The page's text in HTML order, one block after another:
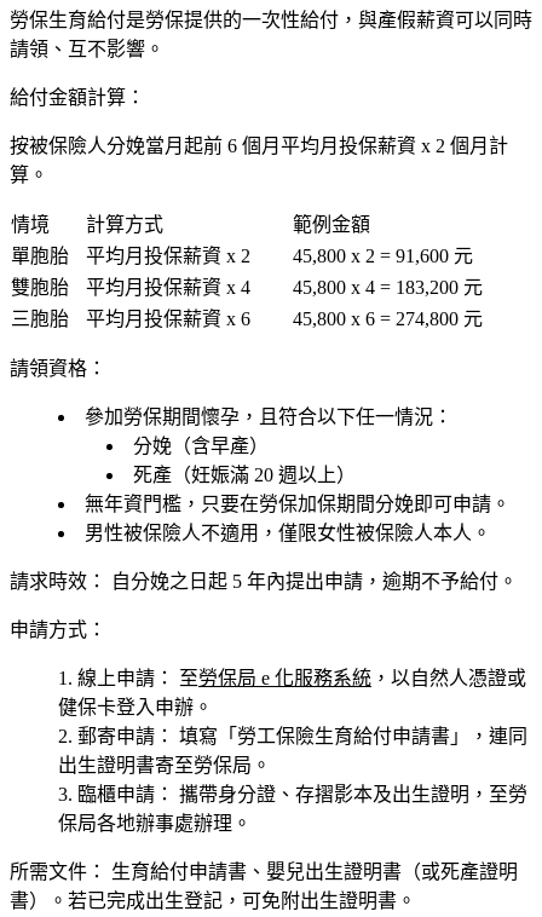
勞保生育給付是勞保提供的一次性給付，與產假薪資可以 同時
請領、互不影響 。
給付金額計算：
按被保險人分娩當月起前 6 個月平均月投保薪資 x 2 個月 計
算。
情境 計算方式
範例金額
單胞胎
平均月投保薪資 x 2 45,800 x 2 = 91,600 元
雙胞胎
平均月投保薪資 x 4 45,800 x 4 = 183,200 元
三胞胎
平均月投保薪資 x 6 45,800 x 6 = 274,800 元
請領資格：
參加勞保期間懷孕，且符合以下任一情況：
分娩（含早產）
死產（妊娠滿 20 週以上）
無年資門檻 ，只要在勞保加保期間分娩即可申請。
男性被保險人不適用 ，僅限女性被保險人本人。
請求時效： 自分娩之日起 5 年內提出申請，逾期不予給付。
申請方式：
線上申請： 至勞保局 e 化服務系統 ，以自然人憑證或
健保卡登入申辦。
郵寄申請： 填寫「勞工保險生育給付申請書」，連同
出生證明書寄至勞保局。
臨櫃申請： 攜帶身分證、存摺影本及出生證明，至勞
保局各地辦事處辦理。
所需文件：
生育給付申請書、嬰兒出生證明書（或死產證明
書）。若已完成出生登記，可免附出生證明書。